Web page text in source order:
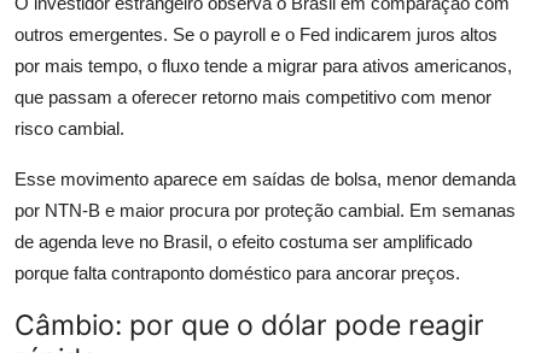
outros emergentes. Se o payroll e o Fed indicarem juros altos
por mais tempo, o fluxo tende a migrar para ativos americanos,
que passam a oferecer retorno mais competitivo com menor
risco cambial.
Esse movimento aparece em saídas de bolsa, menor demanda
por NTN-B e maior procura por proteção cambial. Em semanas
de agenda leve no Brasil, o efeito costuma ser amplificado
porque falta contraponto doméstico para ancorar preços.
Câmbio: por que o dólar pode reagir